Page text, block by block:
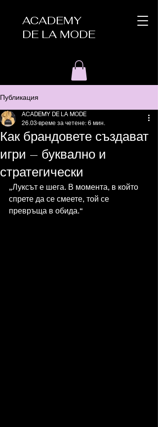
ACADEMY
DE LA MODE
Публикация
Как брандовете създават
игри – буквално и
стратегически
ACADEMY DE LA MODE
26.03 време за четене: 6 мин.
„Луксът е шега. В момента, в който
спрете да се смеете, той се
превръща в обида.“